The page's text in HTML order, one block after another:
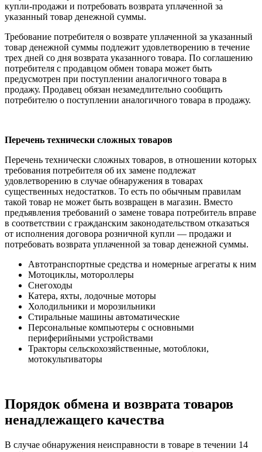
купли-продажи и потребовать возврата уплаченной за
указанный товар денежной суммы.
Требование потребителя о возврате уплаченной за указанный
товар денежной суммы подлежит удовлетворению в течение
трех дней со дня возврата указанного товара. По соглашению
потребителя с продавцом обмен товара может быть
предусмотрен при поступлении аналогичного товара в
продажу. Продавец обязан незамедлительно сообщить
потребителю о поступлении аналогичного товара в продажу.
Перечень технически сложных товаров
Перечень технически сложных товаров, в отношении которых
требования потребителя об их замене подлежат
удовлетворению в случае обнаружения в товарах
существенных недостатков. То есть по обычным правилам
такой товар не может быть возвращен в магазин. Вместо
предъявления требований о замене товара потребитель вправе
в соответствии с гражданским законодательством отказаться
от исполнения договора розничной купли — продажи и
потребовать возврата уплаченной за товар денежной суммы.
Автотранспортные средства и номерные агрегаты к ним
Мотоциклы, мотороллеры
Снегоходы
Катера, яхты, лодочные моторы
Холодильники и морозильники
Стиральные машины автоматические
Персональные компьютеры с основными
периферийными устройствами
Тракторы сельскохозяйственные, мотоблоки,
мотокультиваторы
Порядок обмена и возврата товаров
ненадлежащего качества
В случае обнаружения неисправности в товаре в течении 14